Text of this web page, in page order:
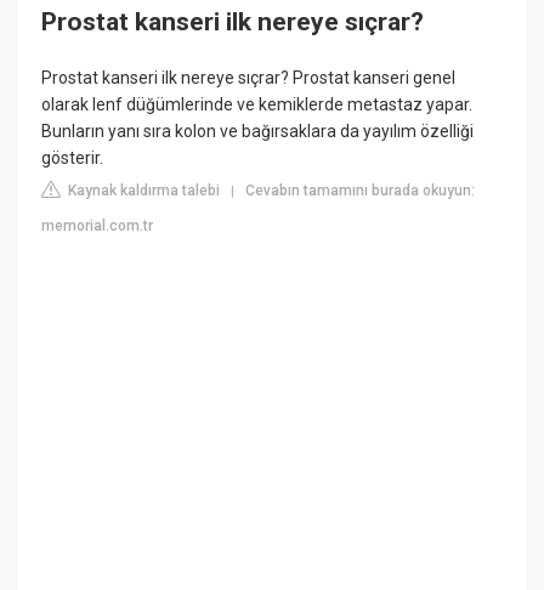
Prostat kanseri ilk nereye sıçrar?
Prostat kanseri ilk nereye sıçrar? Prostat kanseri genel
olarak lenf düğümlerinde ve kemiklerde metastaz yapar.
Bunların yanı sıra kolon ve bağırsaklara da yayılım özelliği
gösterir.
Kaynak kaldırma talebi |Cevabın tamamını burada okuyun:
memorial.com.tr